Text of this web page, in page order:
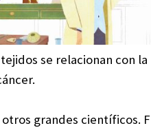
se relacionan con la
grandes científicos.